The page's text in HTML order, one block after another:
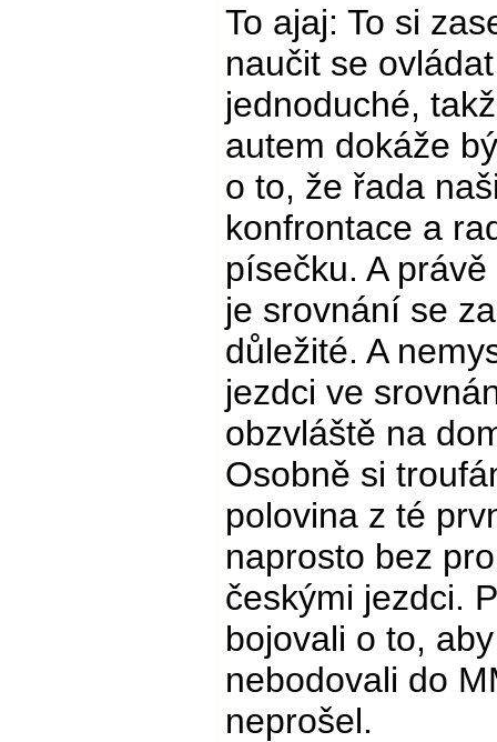
To ajaj: To si
naučit se
jednoduché,
autem dokáže
o to, že řada
konfrontace a
písečku. A
je srovnání se
důležité. A
jezdci ve
obzvláště na
Osobně si
polovina z té
naprosto bez
českými jezdci.
bojovali o to,
nebodovali do
neprošel.